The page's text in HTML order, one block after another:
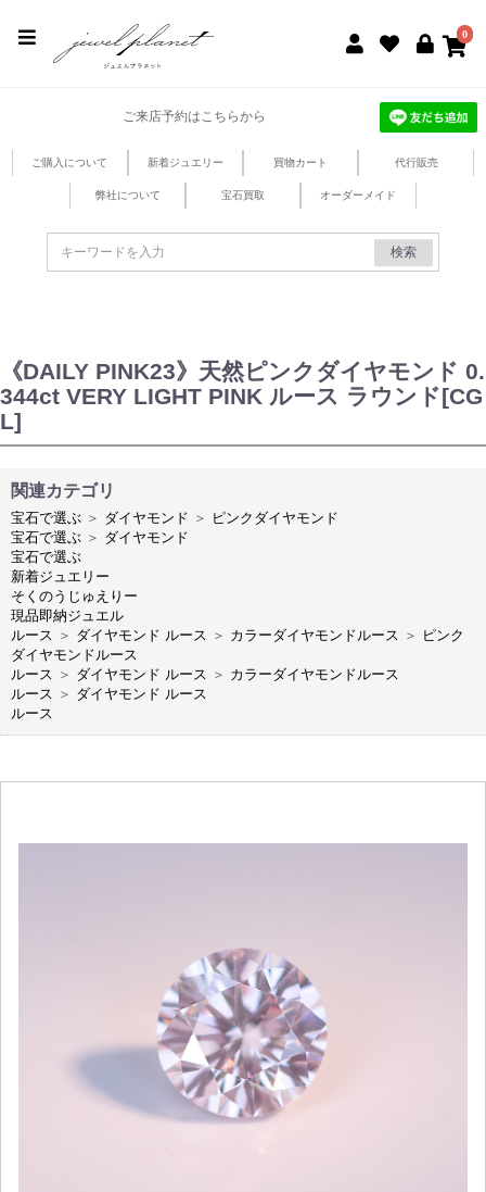
0
ご来店予約はこちらから
ご購入について 新着ジュエリー 買物カート 代行販売
弊社について 宝石買取 オーダーメイド
検索
《DAILY PINK23》天然ピンクダイヤモンド 0.
344ct VERY LIGHT PINK ルース ラウンド[CG
L]
関連カテゴリ
宝石で選ぶ ＞ ダイヤモンド ＞ ピンクダイヤモンド
宝石で選ぶ ＞ ダイヤモンド
宝石で選ぶ
新着ジュエリー
そくのうじゅえりー
現品即納ジュエル
ルース ＞ ダイヤモンド ルース ＞ カラーダイヤモンドルース ＞ ピンク
ダイヤモンドルース
ルース ＞ ダイヤモンド ルース ＞ カラーダイヤモンドルース
ルース ＞ ダイヤモンド ルース
ルース